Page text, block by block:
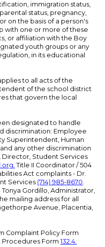
immigration status,
status, pregnancy,
on the basis of a person's
with one or more of these
or affiliation with the Boy
youth groups or any
in its educational
to all acts of the
of the school district
that govern the local
designated to handle
discrimination: Employee
Superintendent, Human
and any other discrimination
Director, Student Services
. Title II Coordinator / 504
Act complaints - Dr.
Services (714) 985-8670.
Gordillo, Administrator,
mailing address for all
Avenue, Placentia,
Complaint Policy Form
Procedures Form 132.4.